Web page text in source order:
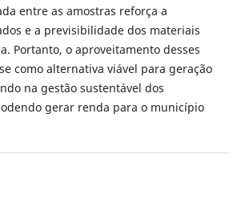
entre as amostras reforça a
e a previsibilidade dos materiais
Portanto, o aproveitamento desses
como alternativa viável para geração
na gestão sustentável dos
gerar renda para o município